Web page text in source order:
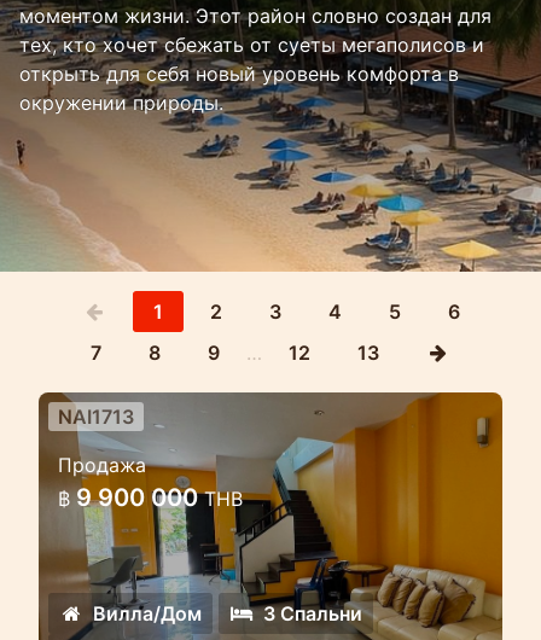
моментом жизни. Этот район словно создан для
тех, кто хочет сбежать от суеты мегаполисов и
открыть для себя новый уровень комфорта в
окружении природы.
1 2 3 4 5
6
7
8 9 … 12 13
3 спальный дом на Найхарн в
комплексе Medvillage
Роскошный дом на продажу на
Найхарн
NAI1713
Продажа
฿ 9 900 000THB
Вилла/Дом
3 Спальни